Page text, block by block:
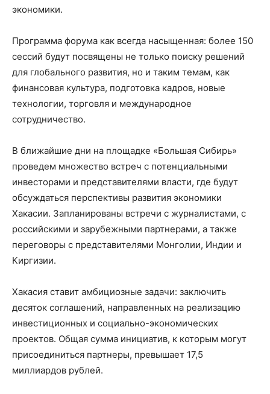
экономики.
Программа форума как всегда насыщенная: более 150
сессий будут посвящены не только поиску решений
для глобального развития, но и таким темам, как
финансовая культура, подготовка кадров, новые
технологии, торговля и международное
сотрудничество.
В ближайшие дни на площадке «Большая Сибирь»
проведем множество встреч с потенциальными
инвесторами и представителями власти, где будут
обсуждаться перспективы развития экономики
Хакасии. Запланированы встречи с журналистами, с
российскими и зарубежными партнерами, а также
переговоры с представителями Монголии, Индии и
Киргизии.
Хакасия ставит амбициозные задачи: заключить
десяток соглашений, направленных на реализацию
инвестиционных и социально-экономических
проектов. Общая сумма инициатив, к которым могут
присоединиться партнеры, превышает 17,5
миллиардов рублей.